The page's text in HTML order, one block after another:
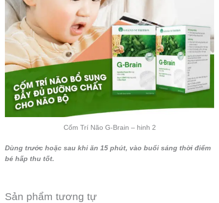
Cốm Trí Não G-Brain – hinh 2
Dùng trước hoặc sau khi ăn 15 phút, vào buổi sáng thời điểm
bé hấp thu tốt.
Sản phẩm tương tự